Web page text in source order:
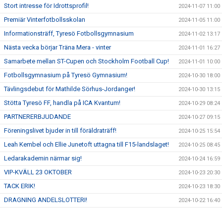
Stort intresse för Idrottsprofil! 2024-11-07 11:00
Premiär Vinterfotbollsskolan 2024-11-05 11:00
Informationsträff, Tyresö Fotbollsgymnasium 2024-11-02 13:17
Nästa vecka börjar Träna Mera - vinter 2024-11-01 16:27
Samarbete mellan ST-Cupen och Stockholm Football Cup! 2024-11-01 10:00
Fotbollsgymnasium på Tyresö Gymnasium! 2024-10-30 18:00
Tävlingsdebut för Mathilde Sörhus-Jordanger! 2024-10-30 13:15
Stötta Tyresö FF, handla på ICA Kvantum! 2024-10-29 08:24
PARTNERERBJUDANDE 2024-10-27 09:15
Föreningslivet bjuder in till föräldraträff! 2024-10-25 15:54
Leah Kembel och Ellie Junetoft uttagna till F15-landslaget! 2024-10-25 08:45
Ledarakademin närmar sig! 2024-10-24 16:59
VIP-KVÄLL 23 OKTOBER 2024-10-23 20:30
TACK ERIK! 2024-10-23 18:30
DRAGNING ANDELSLOTTERI! 2024-10-22 16:40